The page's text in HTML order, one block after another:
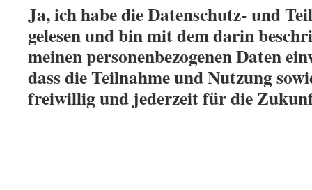
Ja, ich habe die Datenschutz- und
gelesen und bin mit dem darin
meinen personenbezogenen Daten
dass die Teilnahme und Nutzung
freiwillig und jederzeit für die